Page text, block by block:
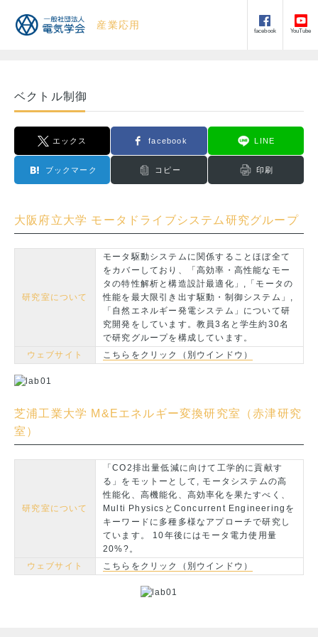
産業応用
facebook YouTube
ベクトル制御
エックス facebook LINE
ブックマーク コピー 印刷
大阪府立大学 モータドライブシステム研究グループ
研究室について
モータ駆動システムに関係することほぼ全て
をカバーしており、「高効率・高性能なモー
タの特性解析と構造設計最適化」,「モータの
性能を最大限引き出す駆動・制御システム」,
「自然エネルギー発電システム」について研
究開発をしています。教員3名と学生約30名
で研究グループを構成しています。
ウェブサイト
こちらをクリック（別ウインドウ）
芝浦工業大学 M&Eエネルギー変換研究室（赤津研究
室）
研究室について
「CO2排出量低減に向けて工学的に貢献す
る」をモットーとして, モータシステムの高
性能化、高機能化、高効率化を果たすべく、
Multi PhysicsとConcurrent Engineeringを
キーワードに多種多様なアプローチで研究し
ています。 10年後にはモータ電力使用量
20%?。
ウェブサイト
こちらをクリック（別ウインドウ）